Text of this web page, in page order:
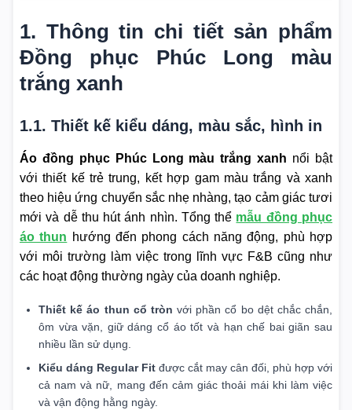
1. Thông tin chi tiết sản phẩm
Đồng phục Phúc Long màu
trắng xanh
1.1. Thiết kế kiểu dáng, màu sắc, hình in
Áo đồng phục Phúc Long màu trắng xanh nổi bật
với thiết kế trẻ trung, kết hợp gam màu trắng và xanh
theo hiệu ứng chuyển sắc nhẹ nhàng, tạo cảm giác tươi
mới và dễ thu hút ánh nhìn. Tổng thể mẫu đồng phục
áo thun hướng đến phong cách năng động, phù hợp
với môi trường làm việc trong lĩnh vực F&B cũng như
các hoạt động thường ngày của doanh nghiệp.
Thiết kế áo thun cổ tròn với phần cổ bo dệt chắc chắn,
ôm vừa vặn, giữ dáng cổ áo tốt và hạn chế bai giãn sau
nhiều lần sử dụng.
Kiểu dáng Regular Fit được cắt may cân đối, phù hợp với
cả nam và nữ, mang đến cảm giác thoải mái khi làm việc
và vận động hằng ngày.